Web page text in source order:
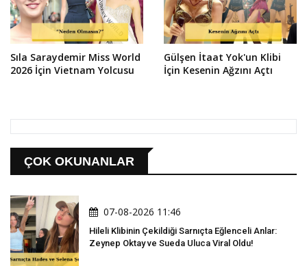
Sıla Saraydemir Miss World
2026 İçin Vietnam Yolcusu
Gülşen İtaat Yok'un Klibi
İçin Kesenin Ağzını Açtı
ÇOK OKUNANLAR
07-08-2026 11:46
Hileli Klibinin Çekildiği Sarnıçta Eğlenceli Anlar:
Zeynep Oktay ve Sueda Uluca Viral Oldu!